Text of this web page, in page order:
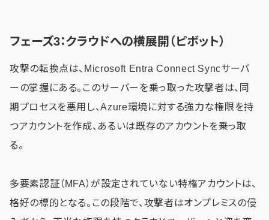
フェーズ3：クラウドへの横展開（ピボット）
攻撃の転換点は、Microsoft Entra Connect Syncサーバ
ーの掌握にある。このサーバーを乗っ取った攻撃者は、同
期プロセスを悪用し、Azure環境に対する強力な権限を持
つアカウントを作成、あるいは既存のアカウントを乗っ取
る。
多要素認証（MFA）が設定されていない特権アカウントは、
格好の標的となる。この段階で、攻撃者はオンプレミスの侵